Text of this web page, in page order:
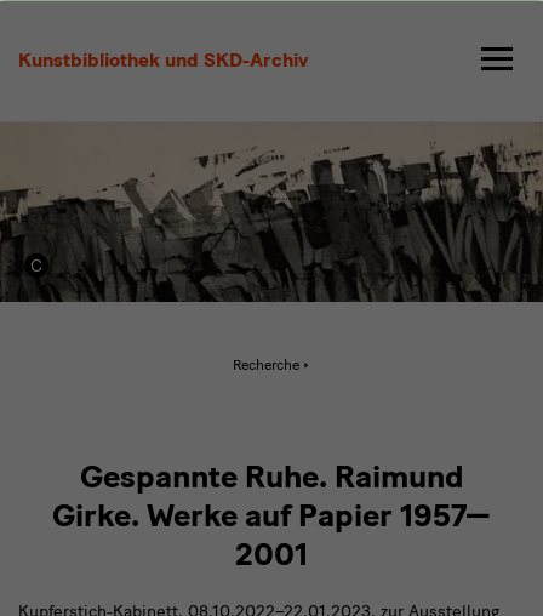
Kunstbibliothek und SKD-Archiv
Raimund
Girke
Recherche
Gespannte Ruhe. Raimund
Girke. Werke auf Papier 1957—
2001